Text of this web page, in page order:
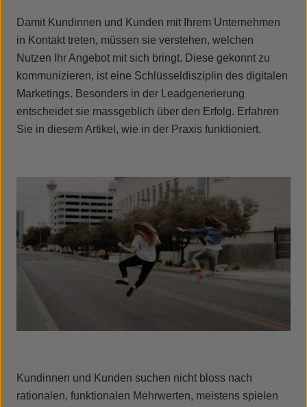
Damit Kundinnen und Kunden mit Ihrem Unternehmen
in Kontakt treten, müssen sie verstehen, welchen
Nutzen Ihr Angebot mit sich bringt. Diese gekonnt zu
kommunizieren, ist eine Schlüsseldisziplin des digitalen
Marketings. Besonders in der Leadgenerierung
entscheidet sie massgeblich über den Erfolg. Erfahren
Sie in diesem Artikel, wie in der Praxis funktioniert.
Kundinnen und Kunden suchen nicht bloss nach
rationalen, funktionalen Mehrwerten, meistens spielen